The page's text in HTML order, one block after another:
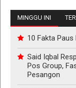
MINGGU INI
10 Fakta Paus
Said Iqbal
Pos Group,
Pesangon